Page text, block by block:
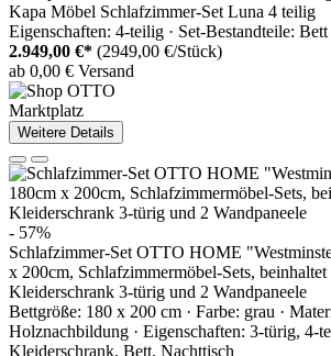
Kapa Möbel Schlafzimmer-Set Luna 4 teilig
Eigenschaften: 4-teilig · Set-Bestandteile: Bett
2.949,00 €* (2949,00 €/Stück)
ab 0,00 € Versand
Marktplatz
Weitere Details
- 57%
Schlafzimmer-Set OTTO HOME
x 200cm, Schlafzimmermöbel-Sets, beinhaltet
Kleiderschrank 3-türig und 2 Wandpaneele
Bettgröße: 180 x 200 cm · Farbe: grau ·
Holznachbildung · Eigenschaften: 3-türig, 4-
Kleiderschrank, Bett, Nachttisch